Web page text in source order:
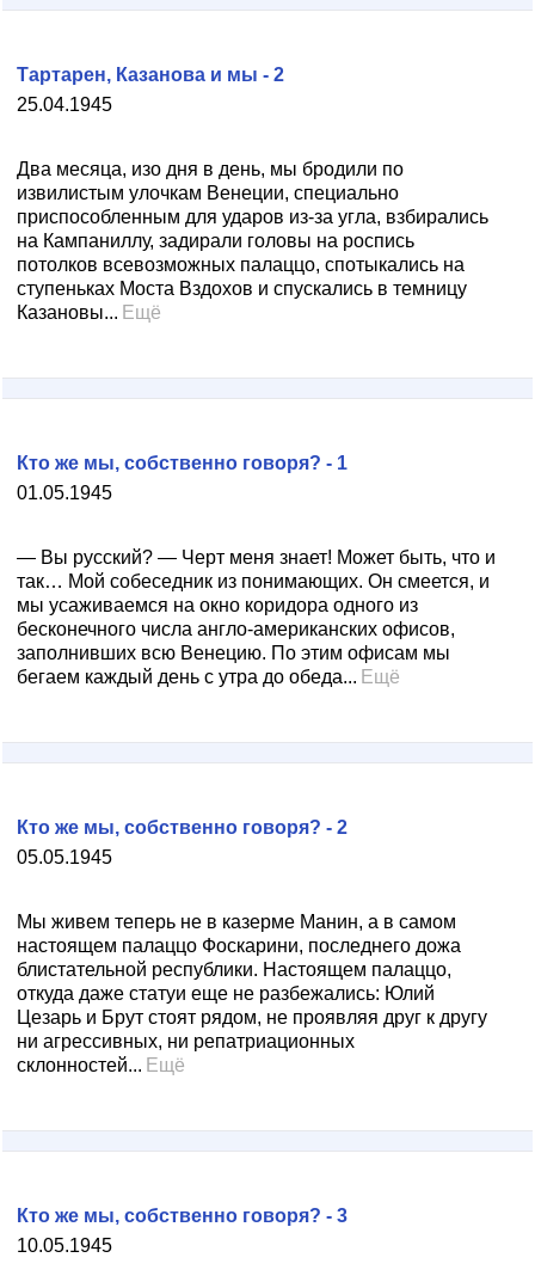
25.04.1945
Тартарен, Казанова и мы - 2
Два месяца, изо дня в день, мы бродили по
извилистым улочкам Венеции, специально
приспособленным для ударов из-за угла, взбирались
на Кампаниллу, задирали головы на роспись
потолков всевозможных палаццо, спотыкались на
ступеньках Моста Вздохов и спускались в темницу
Казановы... Ещё
01.05.1945
Кто же мы, собственно говоря? - 1
— Вы русский? — Черт меня знает! Может быть, что и
так… Мой собеседник из понимающих. Он смеется, и
мы усаживаемся на окно коридора одного из
бесконечного числа англо-американских офисов,
заполнивших всю Венецию. По этим офисам мы
бегаем каждый день с утра до обеда... Ещё
05.05.1945
Кто же мы, собственно говоря? - 2
Мы живем теперь не в казерме Манин, а в самом
настоящем палаццо Фоскарини, последнего дожа
блистательной республики. Настоящем палаццо,
откуда даже статуи еще не разбежались: Юлий
Цезарь и Брут стоят рядом, не проявляя друг к другу
ни агрессивных, ни репатриационных
склонностей... Ещё
10.05.1945
Кто же мы, собственно говоря? - 3